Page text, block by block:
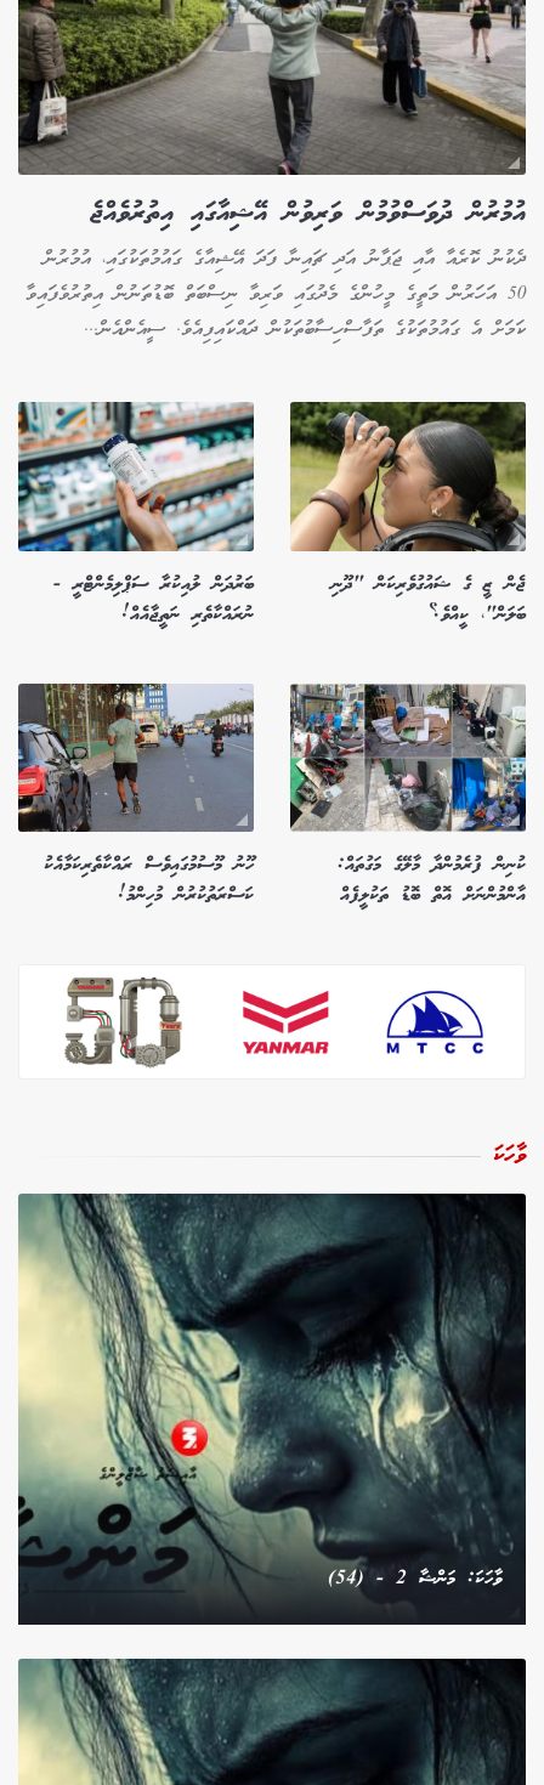
އުމުރުން ދުވަސްވުމުން ވަރިވުން އޭޝިއާގައި އިތުރުވެއްޖެ
ދެކުނު ކޮރެއާ އާއި ޖަޕާނު އަދި ޗައިނާ ފަދަ އޭޝިއާގެ ގައުމުތަކުގައި، އުމުރުން
50 އަހަރުން މަތީގެ މީހުންގެ މެދުގައި ވަރިވާ ނިސްބަތް ބޮޑުތަނުން އިތުރުވެފައިވާ
ކަމަށް އެ ގައުމުތަކުގެ ތަފާސްހިސާބުތަކުން ދައްކައިފިއެވެ. ސީއެންއެން...
ޖެން ޒީ ގެ ޝައުގުވެރިކަން "ދޫނި
ބަލަން"، ކީއްވެ؟
ބަރުދަން ލުއިކުރާ ސަޕްލިމެންޓްރީ -
ނުރައްކާތެރި ނަތީޖާއެއް!
ކުނިން ފުރެމުންދާ މާލޭގެ މަގުތައް:
އާންމުންނަށް އޮތް ބޮޑު ތަކުލީފެއް
ހޫނު މޫސުމުގައިވެސް ރައްކާތެރިކަމާއެކު
ކަސްރަތުކުރުން މުހިންމު!
ވާހަކަ
ވާހަކަ: މަންޝާ 2 - (54)